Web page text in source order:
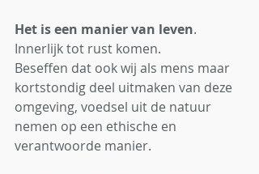
Het is een manier van leven.
Innerlijk tot rust komen.
Beseffen dat ook wij als mens maar
kortstondig deel uitmaken van deze
omgeving, voedsel uit de natuur
nemen op een ethische en
verantwoorde manier.